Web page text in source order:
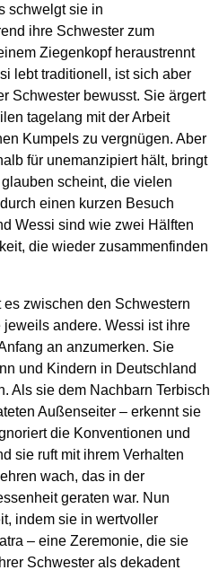
schwelgt sie in
ihre Schwester zum
Ziegenkopf heraustrennt
lebt traditionell, ist sich aber
Schwester bewusst. Sie ärgert
tagelang mit der Arbeit
Kumpels zu vergnügen. Aber
für unemanzipiert hält, bringt
scheint, die vielen
einen kurzen Besuch
Wessi sind wie zwei Hälften
die wieder zusammenfinden
zwischen den Schwestern
andere. Wessi ist ihre
an anzumerken. Sie
und Kindern in Deutschland
Als sie dem Nachbarn Terbisch
Außenseiter – erkennt sie
die Konventionen und
sie ruft mit ihrem Verhalten
wach, das in der
geraten war. Nun
indem sie in wertvoller
– eine Zeremonie, die sie
Schwester als dekadent